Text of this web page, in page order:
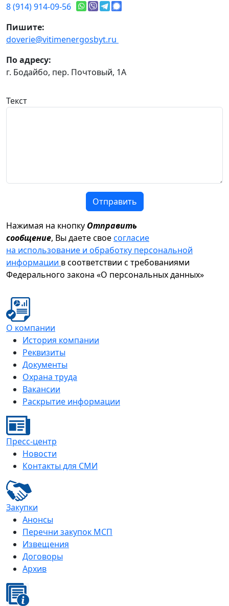
8 (914) 914-09-56
Пишите:
doverie@vitimenergosbyt.ru
По адресу:
г. Бодайбо, пер. Почтовый, 1А
Текст
Отправить
Нажимая на кнопку Отправить
сообщение, Вы даете своесогласие
на использование и обработку персональной
информации в соответствии с требованиями
Федерального закона «О персональных данных»
О компании
История компании
Реквизиты
Документы
Охрана труда
Вакансии
Раскрытие информации
Пресс-центр
Новости
Контакты для СМИ
Закупки
Анонсы
Перечни закупок МСП
Извещения
Договоры
Архив